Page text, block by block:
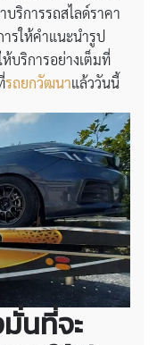
บริการรถสไลด์ราคา
ารให้คำแนะนำรูป
บริการอย่างเต็มที่
รถยกวัฒนาแล้ววันนี้
นที่จะ